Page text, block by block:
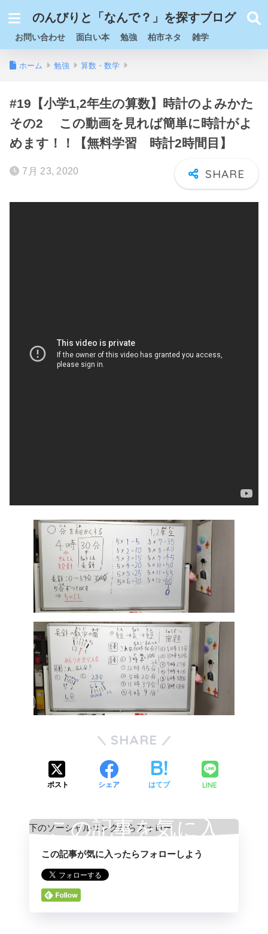
のんびりと「なんで？」を探すブログ
お問い合わせ 面白い本 勉強 柏市ネタ 雑学
ホーム 勉強 算数・数学
#19【小学1,2年生の算数】時計のよみかた
その2 この動画を見れば簡単に時計がよ
めます！！【無料学習 時計2時間目】
7月 23, 2020
SHARE
ポスト シェア はてブ LINE
この記事を気に入
ったらいいね
この記事が気に入ったらフォローしよう